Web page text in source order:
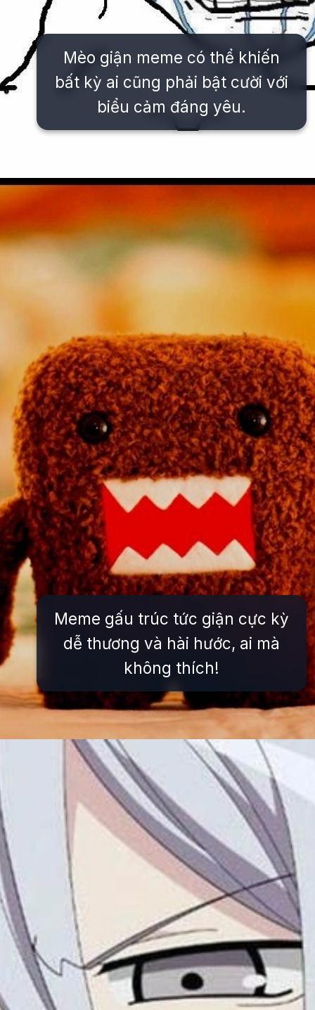
Mèo giận meme có thể khiến
bất kỳ ai cũng phải bật cười với
biểu cảm đáng yêu.
Meme gấu trúc tức giận cực kỳ
dễ thương và hài hước, ai mà
không thích!
Đang mởhttps://issiloo.edu.vn/gian-meme